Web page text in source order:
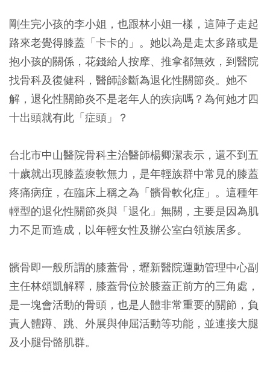
剛生完小孩的李小姐，也跟林小姐一樣，這陣子走起
路來老覺得膝蓋「卡卡的」。她以為是走太多路或是
抱小孩的關係，花錢給人按摩、推拿都無效，到醫院
找骨科及復健科，醫師診斷為退化性關節炎。她不
解，退化性關節炎不是老年人的疾病嗎？為何她才四
十出頭就有此「症頭」？
台北市中山醫院骨科主治醫師楊卿潔表示，還不到五
十歲就出現膝蓋痠軟無力，是年輕族群中常見的膝蓋
疼痛病症，在臨床上稱之為「髕骨軟化症」。這種年
輕型的退化性關節炎與「退化」無關，主要是因為肌
力不足而造成，以年輕女性及辦公室白領族居多。
髕骨即一般所謂的膝蓋骨，壢新醫院運動管理中心副
主任林頌凱解釋，膝蓋骨位於膝蓋正前方的三角處，
是一塊會活動的骨頭，也是人體非常重要的關節，負
責人體蹲、跳、外展與伸屈活動等功能，並連接大腿
及小腿骨骼肌群。